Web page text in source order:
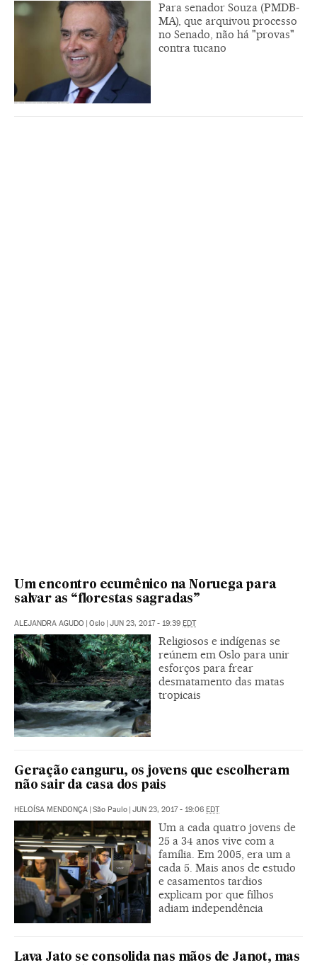
Para senador Souza (PMDB-
MA), que arquivou processo
no Senado, não há "provas"
contra tucano
Um encontro ecumênico na Noruega para
salvar as “florestas sagradas”
ALEJANDRA AGUDO Oslo JUN 23, 2017 - 19:39 EDT
Religiosos e indígenas se
reúnem em Oslo para unir
esforços para frear
desmatamento das matas
tropicais
Geração canguru, os jovens que escolheram
não sair da casa dos pais
HELOÍSA MENDONÇA São Paulo JUN 23, 2017 - 19:06 EDT
Um a cada quatro jovens de
25 a 34 anos vive com a
família. Em 2005, era um a
cada 5. Mais anos de estudo
e casamentos tardios
explicam por que filhos
adiam independência
Lava Jato se consolida nas mãos de Janot, mas